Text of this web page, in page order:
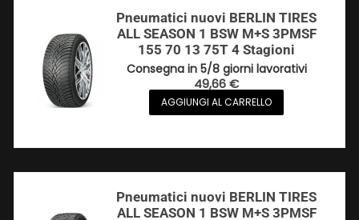
Pneumatici nuovi BERLIN TIRES
ALL SEASON 1 BSW M+S 3PMSF
155 70 13 75T 4 Stagioni
Consegna in 5/8 giorni lavorativi
49,66€
AGGIUNGI AL CARRELLO
Pneumatici nuovi BERLIN TIRES
ALL SEASON 1 BSW M+S 3PMSF